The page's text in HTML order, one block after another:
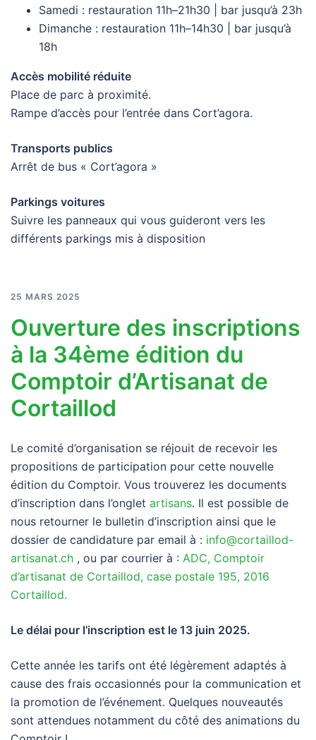
Samedi : restauration 11h–21h30 | bar jusqu’à 23h
Dimanche : restauration 11h–14h30 | bar jusqu’à
18h
Accès mobilité réduite
Place de parc à proximité.
Rampe d’accès pour l’entrée dans Cort’agora.
Transports publics
Arrêt de bus « Cort’agora »
Parkings voitures
Suivre les panneaux qui vous guideront vers les
différents parkings mis à disposition
25 MARS 2025
Ouverture des inscriptions
à la 34ème édition du
Comptoir d’Artisanat de
Cortaillod
Le comité d’organisation se réjouit de recevoir les
propositions de participation pour cette nouvelle
édition du Comptoir. Vous trouverez les documents
d’inscription dans l’onglet artisans. Il est possible de
nous retourner le bulletin d’inscription ainsi que le
dossier de candidature par email à : info@cortaillod-
artisanat.ch , ou par courrier à : ADC, Comptoir
d’artisanat de Cortaillod, case postale 195, 2016
Cortaillod.
Le délai pour l’inscription est le 13 juin 2025.
Cette année les tarifs ont été légèrement adaptés à
cause des frais occasionnés pour la communication et
la promotion de l’événement. Quelques nouveautés
sont attendues notamment du côté des animations du